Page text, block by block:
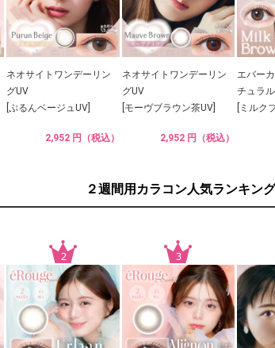
ネオサイトワンデーリン
グUV
[ぷるんベージュUV]
2,952 円（税込）
ネオサイトワンデーリン
グUV
[モーヴブラウン茶UV]
2,952 円（税込）
エバー
チュラル
[ミルク
２週間用カラコン人気ランキング